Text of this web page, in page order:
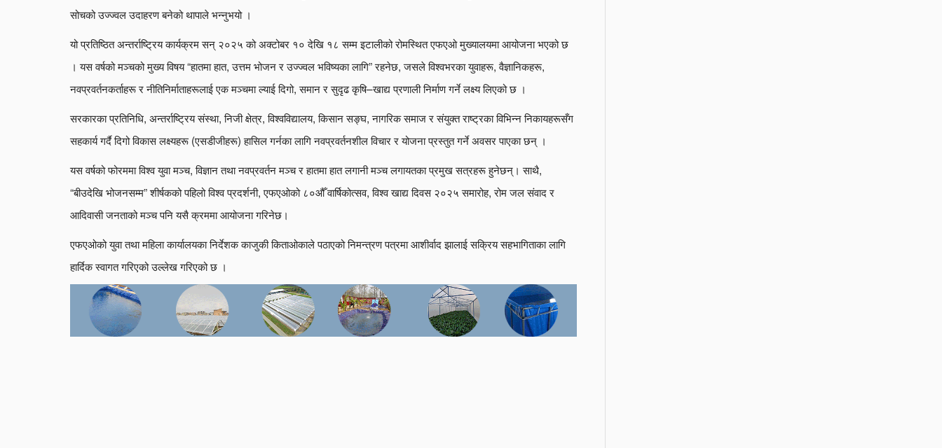
सोचको उज्ज्वल उदाहरण बनेको थापाले भन्नुभयो ।
यो प्रतिष्ठित अन्तर्राष्ट्रिय कार्यक्रम सन् २०२५ को अक्टोबर १० देखि १८ सम्म इटालीको रोमस्थित एफएओ मुख्यालयमा आयोजना भएको छ
। यस वर्षको मञ्चको मुख्य विषय “हातमा हात, उत्तम भोजन र उज्ज्वल भविष्यका लागि” रहनेछ, जसले विश्वभरका युवाहरू, वैज्ञानिकहरू,
नवप्रवर्तनकर्ताहरू र नीतिनिर्माताहरूलाई एक मञ्चमा ल्याई दिगो, समान र सुदृढ कृषि–खाद्य प्रणाली निर्माण गर्ने लक्ष्य लिएको छ ।
सरकारका प्रतिनिधि, अन्तर्राष्ट्रिय संस्था, निजी क्षेत्र, विश्वविद्यालय, किसान सङ्घ, नागरिक समाज र संयुक्त राष्ट्रका विभिन्न निकायहरूसँग
सहकार्य गर्दै दिगो विकास लक्ष्यहरू (एसडीजीहरू) हासिल गर्नका लागि नवप्रवर्तनशील विचार र योजना प्रस्तुत गर्ने अवसर पाएका छन् ।
यस वर्षको फोरममा विश्व युवा मञ्च, विज्ञान तथा नवप्रवर्तन मञ्च र हातमा हात लगानी मञ्च लगायतका प्रमुख सत्रहरू हुनेछन्। साथै,
“बीउदेखि भोजनसम्म” शीर्षकको पहिलो विश्व प्रदर्शनी, एफएओको ८०औँ वार्षिकोत्सव, विश्व खाद्य दिवस २०२५ समारोह, रोम जल संवाद र
आदिवासी जनताको मञ्च पनि यसै क्रममा आयोजना गरिनेछ।
एफएओको युवा तथा महिला कार्यालयका निर्देशक काजुकी किताओकाले पठाएको निमन्त्रण पत्रमा आशीर्वाद झालाई सक्रिय सहभागिताका लागि
हार्दिक स्वागत गरिएको उल्लेख गरिएको छ ।